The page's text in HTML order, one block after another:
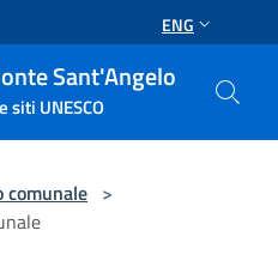
ENG
Sant'Angelo
siti UNESCO
comunale >